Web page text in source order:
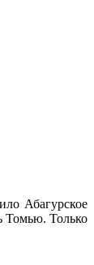
Абагурское
Томью. Только